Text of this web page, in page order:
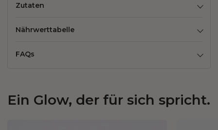
Zutaten
Nährwerttabelle
FAQs
Ein Glow, der für sich spricht.